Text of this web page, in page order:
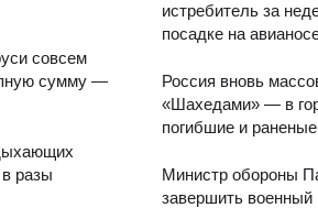
совсем
сумму —
разы
истребитель за
посадке на
Россия вновь
«Шахедами» — в
погибшие и раненые
Министр обороны
завершить